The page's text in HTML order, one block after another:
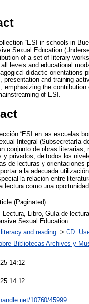
“ESI in schools in
Sexual Education
of a set of literary
levels and educational
didactic orientations
presentation and training
emphasizing the
of ESI.
“ESI en las escuelas
Integral (Subsecretaría
conjunto de obras
y privados, de todos los
de lecturas y orientaciones
a la adecuada
la relación entre
lectura como una
(Paginated)
Lectura, Libro, Guía de
Sexual Education
and reading. > CD.
Bibliotecas Archivos y
14:12
14:12
10760/45999